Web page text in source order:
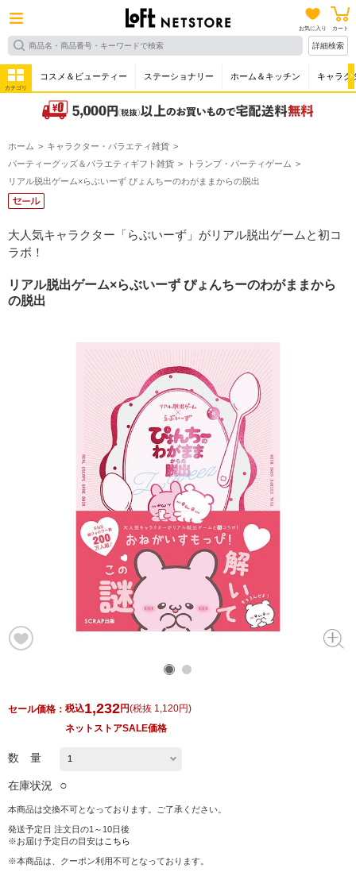
お気に入り カート
詳細検索
カテゴリ
コスメ＆ビューティー ステーショナリー ホーム＆キッチン キャラク
ホーム
キャラクター・バラエティ雑貨
パーティーグッズ＆バラエティギフト雑貨
トランプ・パーティゲーム
リアル脱出ゲーム×らぶいーず ぴょんちーのわがままからの脱出
大人気キャラクター「らぶいーず」がリアル脱出ゲームと初コ
ラボ！
リアル脱出ゲーム×らぶいーず ぴょんちーのわがままから
の脱出
セール価格： 税込1,232円(税抜 1,120円)
ネットストアSALE価格
数 量
在庫状況 ○
本商品は交換不可となっております。ご了承ください。
発送予定日 注文日の1～10日後
※お届け予定日の目安は こちら
※本商品は、クーポン利用不可となっております。